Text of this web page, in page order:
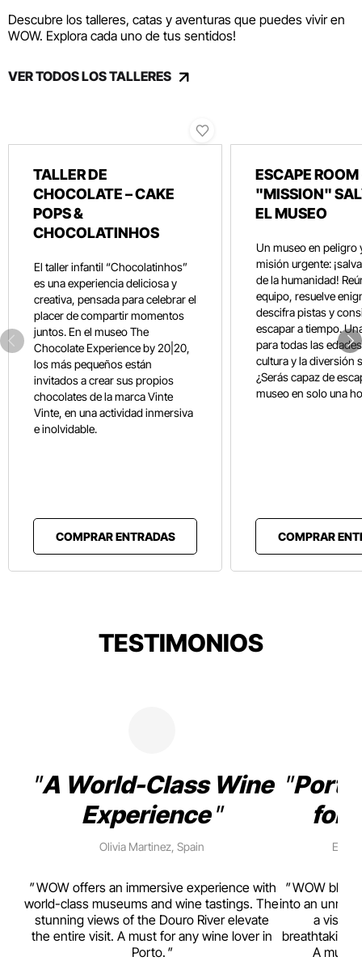
Descubre los talleres, catas y aventuras que puedes vivir en
WOW. Explora cada uno de tus sentidos!
VER TODOS LOS TALLERES
TALLER DE
CHOCOLATE – CAKE
POPS &
CHOCOLATINHOS
El taller infantil “Chocolatinhos”
es una experiencia deliciosa y
creativa, pensada para celebrar el
placer de compartir momentos
juntos. En el museo The
Chocolate Experience by 20|20,
los más pequeños están
invitados a crear sus propios
chocolates de la marca Vinte
Vinte, en una actividad inmersiva
e inolvidable.
COMPRAR ENTRADAS
ESCAPE ROOM
"MISSION"
EL MUSEO
Un museo en peligro
misión urgente:
de la humanidad!
equipo, resuelve
descifra pistas y
escapar a tiempo.
para todas las
cultura y la diversión
¿Serás capaz de
museo en solo una
COMPRAR
TESTIMONIOS
A World-Class Wine
Experience
Olivia Martinez, Spain
WOW offers an immersive experience with
world-class museums and wine tastings. The
stunning views of the Douro River elevate
the entire visit. A must for any wine lover in
Porto.
for
WOW
into an
a visual
breathtaking
A must-